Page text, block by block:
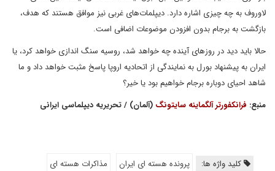
لاوروف به چه چیزی اشاره دارد. دیپلمات‌های غربی نیز موافق هستند که هدف،
بازگشت به برجام بدون افزودن موضوعات اضافی است.
حالا باید دید در روزهای آینده چه خواهد شد، روسیه سنگ اندازی خواهد کرد، یا
ایران به پیشنهاد بورل به نمایندگی از اتحادیه اروپا پاسخ مثبت خواهد داد و ما
شاهد احیای دوباره برجام خواهیم بود یا خیر؟
منبع: فرانکفورتر آلگماینه سایتونگ (آلمان) / تحریریه دیپلماسی ایرانی
کلید واژه ها: پرونده هسته ای ایران
مذاکرات هسته ای